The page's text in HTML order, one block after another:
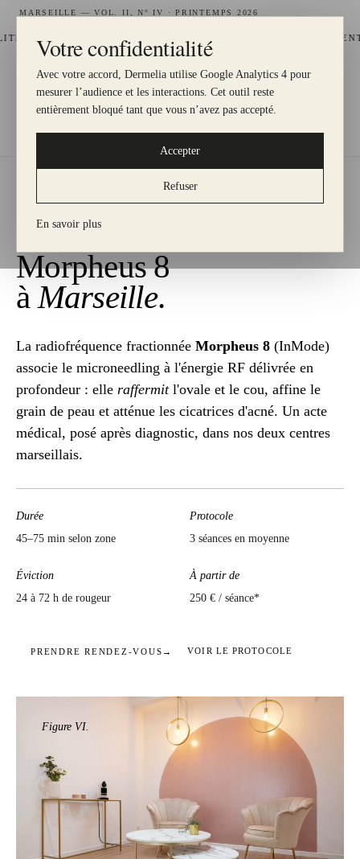
Votre confidentialité
Avec votre accord, Dermelia utilise Google Analytics 4 pour
mesurer l’audience et les interactions. Cet outil reste
entièrement bloqué tant que vous n’avez pas accepté.
Accepter
Refuser
En savoir plus
MARSEILLE — VOL. II, N° IV · PRINTEMPS 2026
1 € = 1 POINT HYDRAFACIAL DISPONIBLE AU CENTRE
DERMELIA
LE MEILLEUR POUR MA PEAU
Morpheus 8
àMarseille.
La radiofréquence fractionnée Morpheus 8 (InMode)
associe le microneedling à l'énergie RF délivrée en
profondeur : elle raffermitl'ovale et le cou, affine le
grain de peau et atténue les cicatrices d'acné. Un acte
médical, posé après diagnostic, dans nos deux centres
marseillais.
Durée
45–75 min selon zone
Protocole
3 séances en moyenne
Éviction
24 à 72 h de rougeur
À partir de
250 € / séance*
PRENDRE RENDEZ-VOUS → VOIR LE PROTOCOLE
Figure VI.